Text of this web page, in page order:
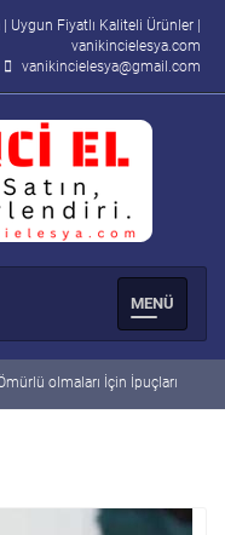
Uygun Fiyatlı Kaliteli Ürünler |
vanikincielesya.com
vanikincielesya@gmail.com
Men�
olmaları İçin İpuçları